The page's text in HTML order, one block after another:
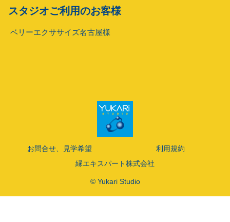
スタジオご利用のお客様
ベリーエクササイズ名古屋様
お問合せ、見学希望
利用規約
縁エキスパート株式会社
© Yukari Studio